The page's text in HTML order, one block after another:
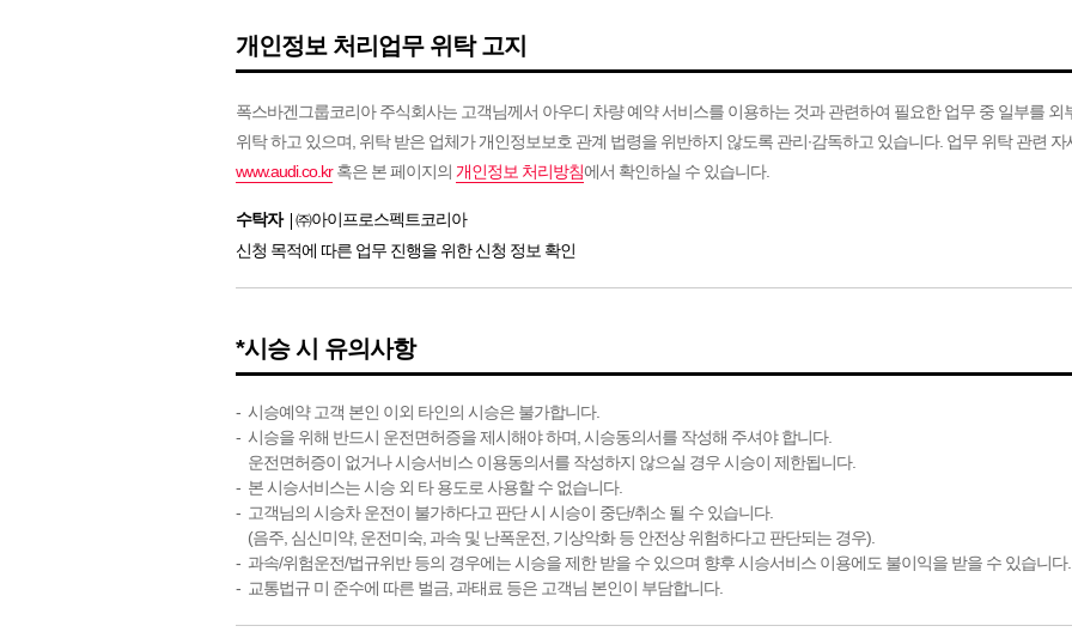
개인정보 처리업무 위탁 고지
폭스바겐그룹코리아 주식회사는 고객님께서 아우디 차량 예약 서비스를 이용하는 것과 관련하여 필요한 업무 중 일부를
위탁 하고 있으며, 위탁 받은 업체가 개인정보보호 관계 법령을 위반하지 않도록 관리∙감독하고 있습니다. 업무 위탁 관련
www.audi.co.kr혹은 본 페이지의 개인정보 처리방침에서 확인하실 수 있습니다.
수탁자
㈜아이프로스펙트코리아
신청 목적에 따른 업무 진행을 위한 신청 정보 확인
*시승 시 유의사항
시승예약 고객 본인 이외 타인의 시승은 불가합니다.
시승을 위해 반드시 운전면허증을 제시해야 하며, 시승동의서를 작성해 주셔야 합니다.
운전면허증이 없거나 시승서비스 이용동의서를 작성하지 않으실 경우 시승이 제한됩니다.
본 시승서비스는 시승 외 타 용도로 사용할 수 없습니다.
고객님의 시승차 운전이 불가하다고 판단 시 시승이 중단/취소 될 수 있습니다.
(음주, 심신미약, 운전미숙, 과속 및 난폭운전, 기상악화 등 안전상 위험하다고 판단되는 경우).
과속/위험운전/법규위반 등의 경우에는 시승을 제한 받을 수 있으며 향후 시승서비스 이용에도 불이익을 받을 수 있습니다.
교통법규 미 준수에 따른 벌금, 과태료 등은 고객님 본인이 부담합니다.